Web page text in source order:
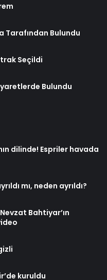
Tarafından Bulundu
Seçildi
Bulundu
dilinde! Espriler havada
mı, neden ayrıldı?
Bahtiyar’ın
kuruldu